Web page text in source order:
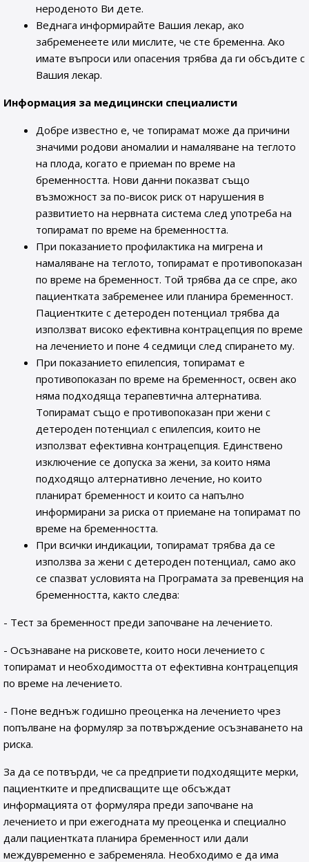
нероденото Ви дете.
Веднага информирайте Вашия лекар, ако
забременеете или мислите, че сте бременна. Ако
имате въпроси или опасения трябва да ги обсъдите с
Вашия лекар.
Информация за медицински специалисти
Добре известно е, че топирамат може да причини
значими родови аномалии и намаляване на теглото
на плода, когато е приеман по време на
бременността. Нови данни показват също
възможност за по-висок риск от нарушения в
развитието на нервната система след употреба на
топирамат по време на бременността.
При показанието профилактика на мигрена и
намаляване на теглото, топирамат е противопоказан
по време на бременност. Той трябва да се спре, ако
пациентката забременее или планира бременност.
Пациентките с детероден потенциал трябва да
използват високо ефективна контрацепция по време
на лечението и поне 4 седмици след спирането му.
При показанието епилепсия, топирамат е
противопоказан по време на бременност, освен ако
няма подходяща терапевтична алтернатива.
Топирамат също е противопоказан при жени с
детероден потенциал с епилепсия, които не
използват ефективна контрацепция. Единствено
изключение се допуска за жени, за които няма
подходящо алтернативно лечение, но които
планират бременност и които са напълно
информирани за риска от приемане на топирамат по
време на бременността.
При всички индикации, топирамат трябва да се
използва за жени с детероден потенциал, само ако
се спазват условията на Програмата за превенция на
бременността, както следва:
- Тест за бременност преди започване на лечението.
- Осъзнаване на рисковете, които носи лечението с
топирамат и необходимостта от ефективна контрацепция
по време на лечението.
- Поне веднъж годишно преоценка на лечението чрез
попълване на формуляр за потвърждение осъзнаването на
риска.
За да се потвърди, че са предприети подходящите мерки,
пациентките и предписващите ще обсъждат
информацията от формуляра преди започване на
лечението и при ежегодната му преоценка и специално
дали пациентката планира бременност или дали
междувременно е забременяла. Необходимо е да има